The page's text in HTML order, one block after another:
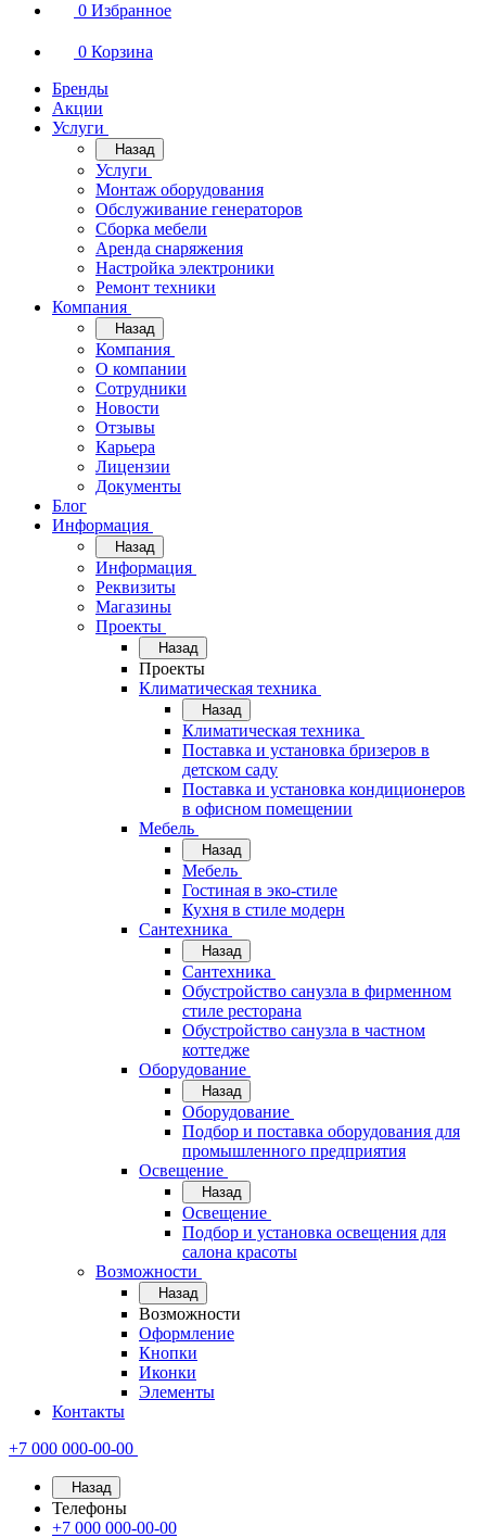
0 Избранное
0 Корзина
Бренды
Акции
Услуги
Назад
Услуги
Монтаж оборудования
Обслуживание генераторов
Сборка мебели
Аренда снаряжения
Настройка электроники
Ремонт техники
Компания
Назад
Компания
О компании
Сотрудники
Новости
Отзывы
Карьера
Лицензии
Документы
Блог
Информация
Назад
Информация
Реквизиты
Магазины
Проекты
Назад
Проекты
Климатическая техника
Назад
Климатическая техника
Поставка и установка бризеров в
детском саду
Поставка и установка кондиционеров
в офисном помещении
Мебель
Назад
Мебель
Гостиная в эко-стиле
Кухня в стиле модерн
Сантехника
Назад
Сантехника
Обустройство санузла в фирменном
стиле ресторана
Обустройство санузла в частном
коттедже
Оборудование
Назад
Оборудование
Подбор и поставка оборудования для
промышленного предприятия
Освещение
Назад
Освещение
Подбор и установка освещения для
салона красоты
Возможности
Назад
Возможности
Оформление
Кнопки
Иконки
Элементы
Контакты
+7 000 000-00-00
Назад
Телефоны
+7 000 000-00-00